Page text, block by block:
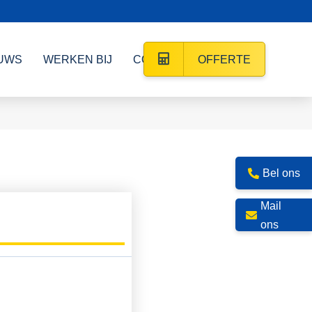
WERKEN BIJ CONTACT OFFERTE
Bel ons
Mail
ons